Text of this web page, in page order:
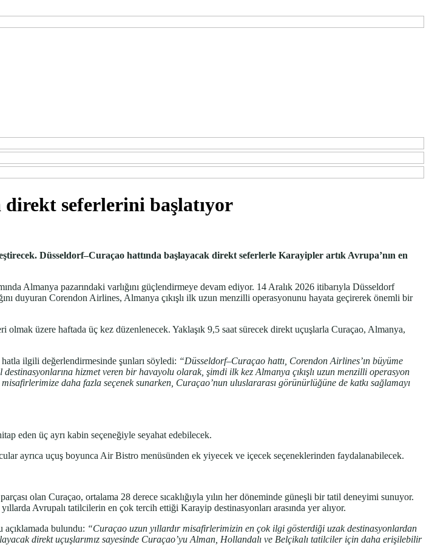
direkt seferlerini başlatıyor
Düsseldorf–Curaçao hattında başlayacak direkt seferlerle Karayipler artık Avrupa’nın en
Almanya pazarındaki varlığını güçlendirmeye devam ediyor. 14 Aralık 2026 itibarıyla Düsseldorf
duyuran Corendon Airlines, Almanya çıkışlı ilk uzun menzilli operasyonunu hayata geçirerek önemli bir
üzere haftada üç kez düzenlenecek. Yaklaşık 9,5 saat sürecek direkt uçuşlarla Curaçao, Almanya,
ilgili değerlendirmesinde şunları söyledi: “Düsseldorf–Curaçao hattı, Corendon Airlines’ın büyüme
hizmet veren bir havayolu olarak, şimdi ilk kez Almanya çıkışlı uzun menzilli operasyon
daha fazla seçenek sunarken, Curaçao’nun uluslararası görünürlüğüne de katkı sağlamayı
eden üç ayrı kabin seçeneğiyle seyahat edebilecek.
ayrıca uçuş boyunca Air Bistro menüsünden ek yiyecek ve içecek seçeneklerinden faydalanabilecek.
olan Curaçao, ortalama 28 derece sıcaklığıyla yılın her döneminde güneşli bir tatil deneyimi sunuyor.
Avrupalı tatilcilerin en çok tercih ettiği Karayip destinasyonları arasında yer alıyor.
bulundu: “Curaçao uzun yıllardır misafirlerimizin en çok ilgi gösterdiği uzak destinasyonlardan
direkt uçuşlarımız sayesinde Curaçao’yu Alman, Hollandalı ve Belçikalı tatilciler için daha erişilebilir